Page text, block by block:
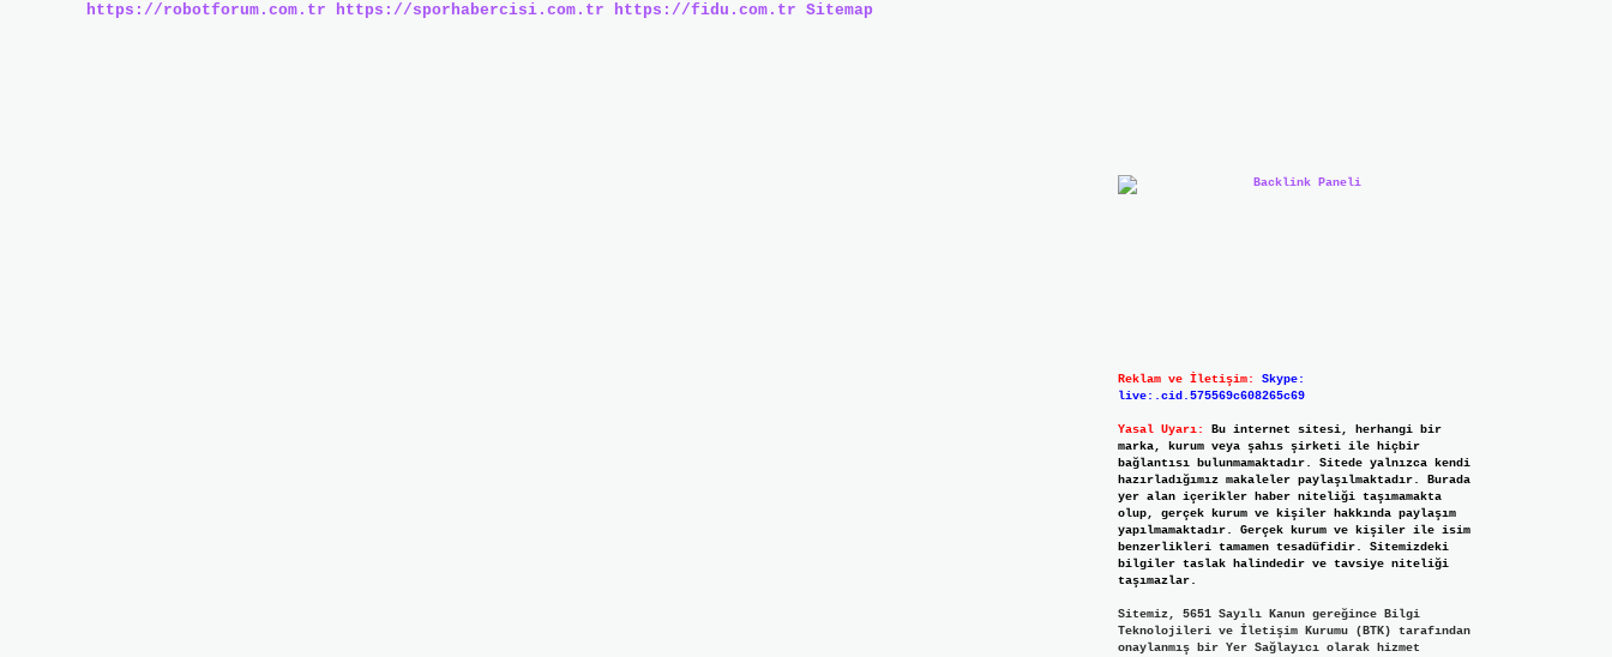
https://robotforum.com.tr https://sporhabercisi.com.tr https://fidu.com.tr Sitemap
Reklam ve İletişim:
Skype:
live:.cid.575569c608265c69
Yasal Uyarı:
Bu internet sitesi, herhangi bir
marka, kurum veya şahıs şirketi ile hiçbir
bağlantısı bulunmamaktadır. Sitede yalnızca kendi
hazırladığımız makaleler paylaşılmaktadır. Burada
yer alan içerikler haber niteliği taşımamakta
olup, gerçek kurum ve kişiler hakkında paylaşım
yapılmamaktadır. Gerçek kurum ve kişiler ile isim
benzerlikleri tamamen tesadüfidir. Sitemizdeki
bilgiler taslak halindedir ve tavsiye niteliği
taşımazlar.
Sitemiz, 5651 Sayılı Kanun gereğince Bilgi
Teknolojileri ve İletişim Kurumu (BTK) tarafından
onaylanmış bir Yer Sağlayıcı olarak hizmet